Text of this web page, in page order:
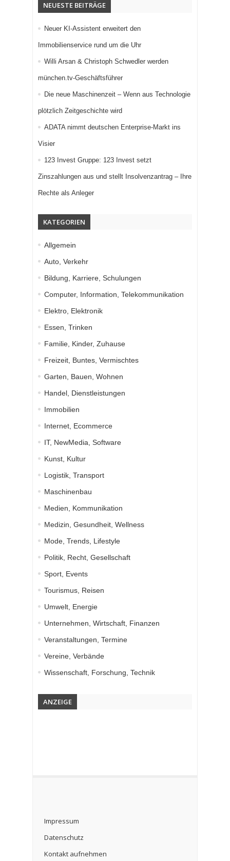
NEUESTE BEITRÄGE
Neuer KI-Assistent erweitert den
Immobilienservice rund um die Uhr
Willi Arsan & Christoph Schwedler werden
münchen.tv-Geschäftsführer
Die neue Maschinenzeit – Wenn aus Technologie
plötzlich Zeitgeschichte wird
ADATA nimmt deutschen Enterprise-Markt ins
Visier
123 Invest Gruppe: 123 Invest setzt
Zinszahlungen aus und stellt Insolvenzantrag – Ihre
Rechte als Anleger
KATEGORIEN
Allgemein
Auto, Verkehr
Bildung, Karriere, Schulungen
Computer, Information, Telekommunikation
Elektro, Elektronik
Essen, Trinken
Familie, Kinder, Zuhause
Freizeit, Buntes, Vermischtes
Garten, Bauen, Wohnen
Handel, Dienstleistungen
Immobilien
Internet, Ecommerce
IT, NewMedia, Software
Kunst, Kultur
Logistik, Transport
Maschinenbau
Medien, Kommunikation
Medizin, Gesundheit, Wellness
Mode, Trends, Lifestyle
Politik, Recht, Gesellschaft
Sport, Events
Tourismus, Reisen
Umwelt, Energie
Unternehmen, Wirtschaft, Finanzen
Veranstaltungen, Termine
Vereine, Verbände
Wissenschaft, Forschung, Technik
ANZEIGE
Impressum
Datenschutz
Kontakt aufnehmen